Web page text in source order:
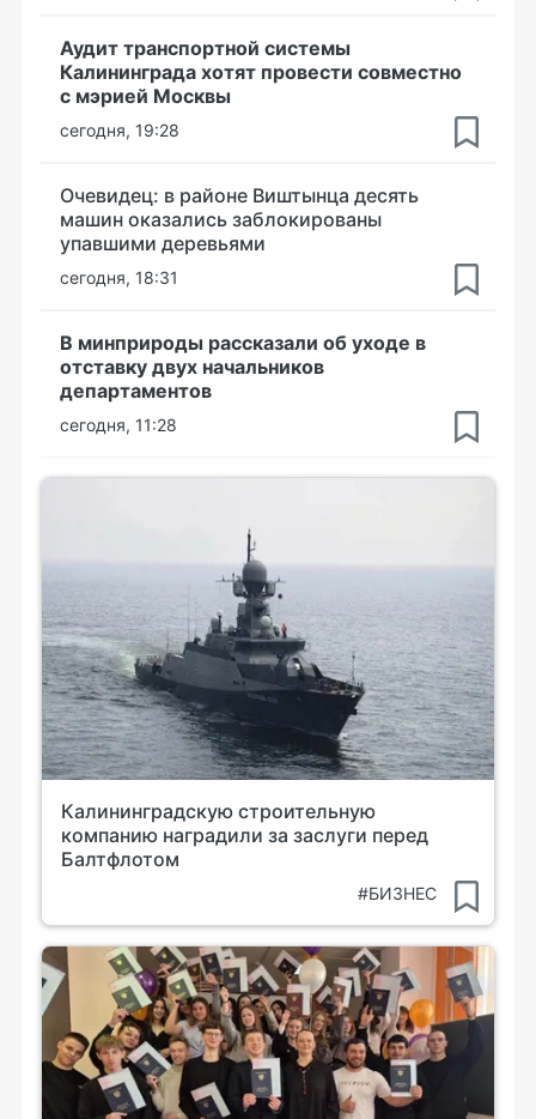
Аудит транспортной системы
Калининграда хотят провести совместно
с мэрией Москвы
сегодня, 19:28
Очевидец: в районе Виштынца десять
машин оказались заблокированы
упавшими деревьями
сегодня, 18:31
В минприроды рассказали об уходе в
отставку двух начальников
департаментов
сегодня, 11:28
Калининградскую строительную
компанию наградили за заслуги перед
Балтфлотом
#БИЗНЕС